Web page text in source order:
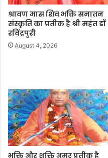
श्रावण मास शिव भक्ति सनातन
संस्कृति का प्रतीक है श्री महंत डॉ
रविंद्रपुरी
August 4, 2026
भक्ति और शक्ति अमर प्रतीक है